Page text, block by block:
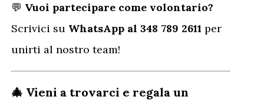
💬 Vuoi partecipare come volontario?
Scrivici su WhatsApp al 348 789 2611 per
unirti al nostro team!
🎄 Vieni a trovarci e regala un